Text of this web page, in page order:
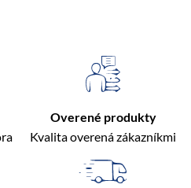
Overené produkty
Kvalita overená zákazníkmi